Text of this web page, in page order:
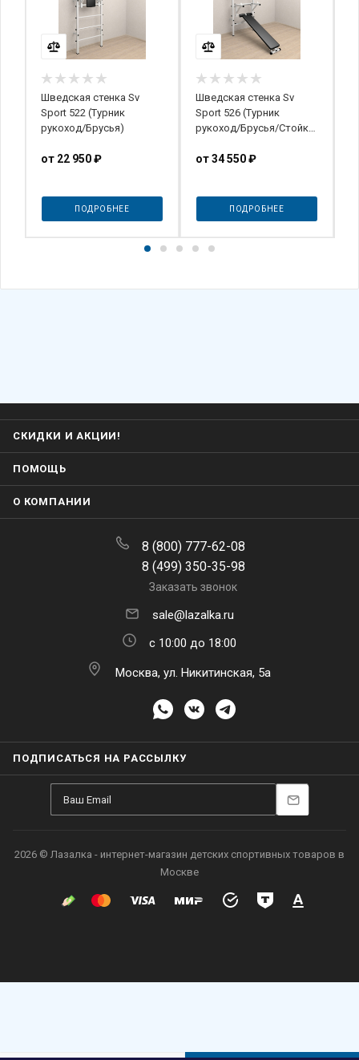
Шведская стенка Sv
Sport 522 (Турник
рукоход/Брусья)
от 22 950 ₽
ПОДРОБНЕЕ
Шведская стенка Sv
Sport 526 (Турник
рукоход/Брусья/Стойка/
от34 550 ₽
ПОДРОБНЕЕ
СКИДКИ И АКЦИИ!
ПОМОЩЬ
О КОМПАНИИ
8 (800) 777-62-08
8 (499) 350-35-98
Заказать звонок
sale@lazalka.ru
с 10:00 до 18:00
Москва, ул. Никитинская, 5а
ПОДПИСАТЬСЯ НА РАССЫЛКУ
2026 © Лазалка - интернет-магазин детских спортивных товаров в
Москве